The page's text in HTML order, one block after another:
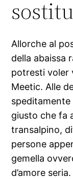
Allorche al
della abaissa
potresti voler
Meetic. Alle
giusto che fa
transalpino,
persone
gemella
d’amore